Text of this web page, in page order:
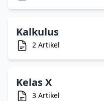
Kalkulus
2 Artikel
Kelas X
3 Artikel